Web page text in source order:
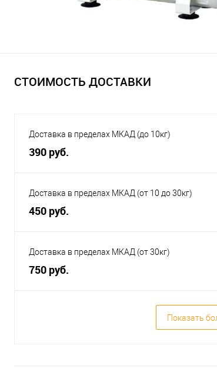
СТОИМОСТЬ ДОСТАВКИ
Доставка в пределах МКАД (до 10кг)
390 руб.
Доставка в пределах МКАД (от 10 до 30кг)
450 руб.
Доставка в пределах МКАД (от 30кг)
750 руб.
Показать